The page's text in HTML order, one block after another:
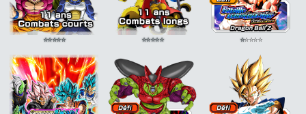
⭐⭐⭐⭐⭐ ⭐⭐⭐⭐⭐ ⭐⭐⭐⭐⭐